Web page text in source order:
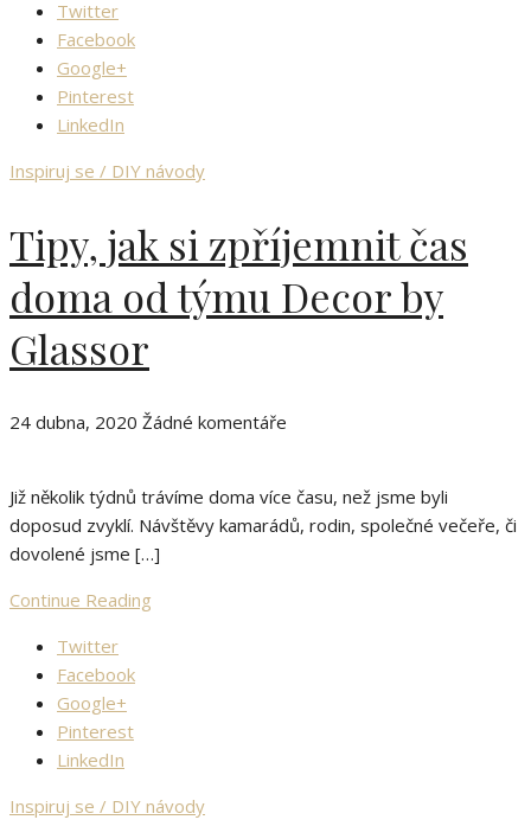
Twitter
Facebook
Google+
Pinterest
LinkedIn
Inspiruj se / DIY návody
Tipy, jak si zpříjemnit čas
doma od týmu Decor by
Glassor
24 dubna, 2020 Žádné komentáře
Již několik týdnů trávíme doma více času, než jsme byli
doposud zvyklí. Návštěvy kamarádů, rodin, společné večeře, či
dovolené jsme […]
Continue Reading
Twitter
Facebook
Google+
Pinterest
LinkedIn
Inspiruj se / DIY návody